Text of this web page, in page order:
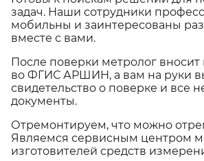
задач. Наши сотрудники
мобильны и заинтересованы
вместе с вами.
После поверки метролог
во ФГИС АРШИН, а вам на руки
свидетельство о поверке и все
документы.
Отремонтируем, что можно
Являемся сервисным центром
изготовителей средств